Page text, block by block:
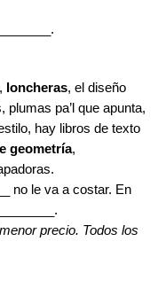
loncheras, el diseño
pa’l que apunta,
hay libros de texto
geometría,
no le va a costar. En
precio. Todos los